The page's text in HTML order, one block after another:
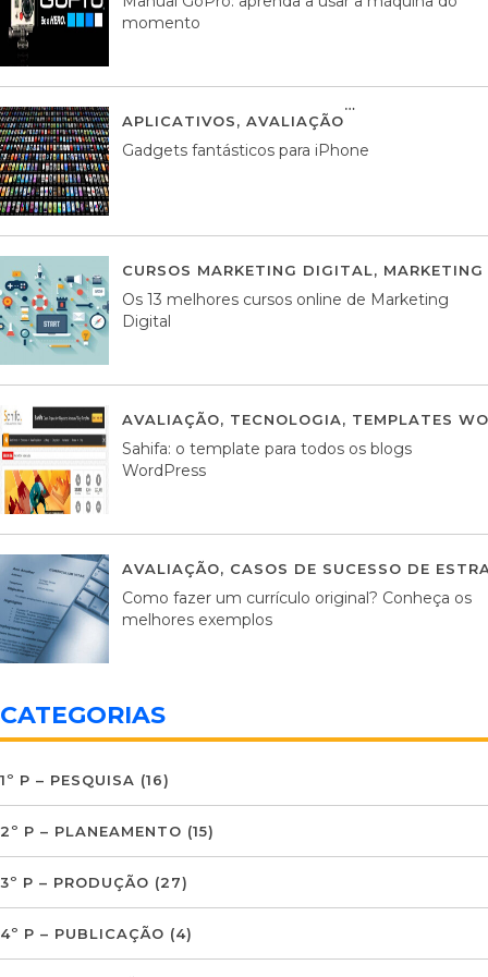
momento
APLICATIVOS, AVALIAÇÃO
Gadgets fantásticos para iPhone
CURSOS MARKETING DIGITAL,
Os 13 melhores cursos online de Marketing
Digital
AVALIAÇÃO, TECNOLOGIA, TEMPLATES
Sahifa: o template para todos os blogs
WordPress
AVALIAÇÃO, CASOS DE SUCESSO DE
Como fazer um currículo original? Conheça os
melhores exemplos
CATEGORIAS
1º P – PESQUISA (16)
2º P – PLANEAMENTO (15)
3º P – PRODUÇÃO (27)
4º P – PUBLICAÇÃO (4)